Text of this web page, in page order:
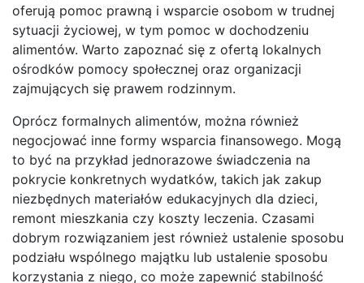
oferują pomoc prawną i wsparcie osobom w trudnej
sytuacji życiowej, w tym pomoc w dochodzeniu
alimentów. Warto zapoznać się z ofertą lokalnych
ośrodków pomocy społecznej oraz organizacji
zajmujących się prawem rodzinnym.
Oprócz formalnych alimentów, można również
negocjować inne formy wsparcia finansowego. Mogą
to być na przykład jednorazowe świadczenia na
pokrycie konkretnych wydatków, takich jak zakup
niezbędnych materiałów edukacyjnych dla dzieci,
remont mieszkania czy koszty leczenia. Czasami
dobrym rozwiązaniem jest również ustalenie sposobu
podziału wspólnego majątku lub ustalenie sposobu
korzystania z niego, co może zapewnić stabilność